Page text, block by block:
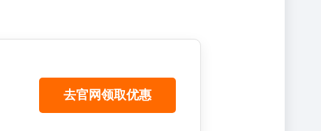
去官网领取优惠